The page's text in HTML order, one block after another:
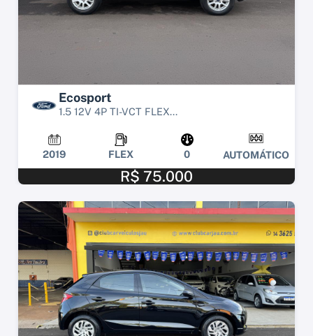
Ecosport
1.5 12V 4P TI-VCT FLEX...
2019 FLEX 0 AUTOMÁTICO
R$ 75.000